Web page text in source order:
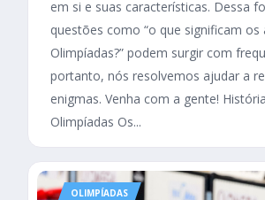
em si e suas características. Dessa
questões como “o que significam os
Olimpíadas?” podem surgir com
portanto, nós resolvemos ajudar a
enigmas. Venha com a gente!
Olimpíadas Os...
OLIMPÍADAS